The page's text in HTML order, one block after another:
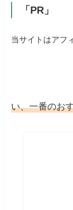
「PR」
当サイトはアフ
い、一番の